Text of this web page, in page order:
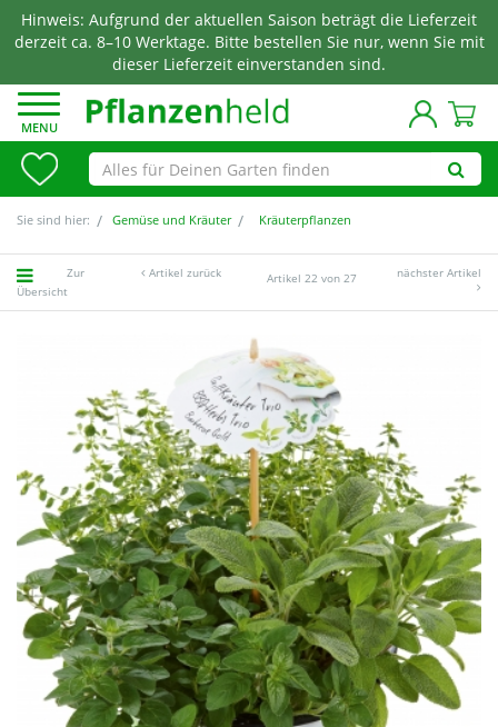
Hinweis: Aufgrund der aktuellen Saison beträgt die Lieferzeit
derzeit ca. 8–10 Werktage. Bitte bestellen Sie nur, wenn Sie mit
dieser Lieferzeit einverstanden sind.
MENU
Sie sind hier: Gemüse und Kräuter Kräuterpflanzen
Zur
Übersicht
Artikel zurück Artikel 22 von 27 nächster Artikel